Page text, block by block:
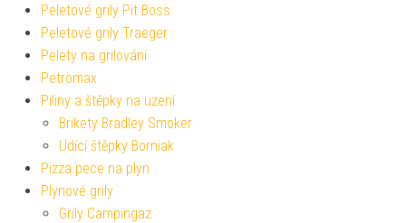
Peletové grily Pit Boss
Peletové grily Traeger
Pelety na grilování
Petromax
Piliny a štěpky na uzení
Brikety Bradley Smoker
Udící štěpky Borniak
Pizza pece na plyn
Plynové grily
Grily Campingaz